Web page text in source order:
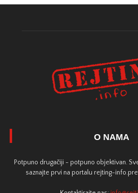
O NAMA
Potpuno drugačiji - potpuno objektivan.
saznajte prvi na portalu rejting-